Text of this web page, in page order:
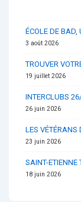
ÉCOLE DE BAD,
3 août 2026
TROUVER
19 juillet 2026
INTERCLUBS
26 juin 2026
LES VÉTÉRANS
23 juin 2026
SAINT-ETIENNE
18 juin 2026